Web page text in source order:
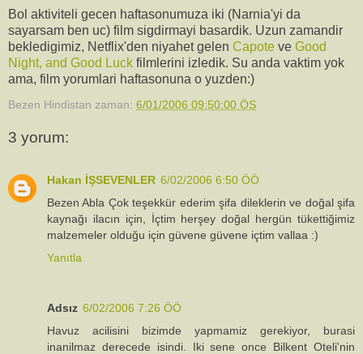
Bol aktiviteli gecen haftasonumuza iki (Narnia'yi da
sayarsam ben uc) film sigdirmayi basardik. Uzun zamandir
bekledigimiz, Netflix'den niyahet gelen Capote ve Good
Night, and Good Luck filmlerini izledik. Su anda vaktim yok
ama, film yorumlari haftasonuna o yuzden:)
Bezen Hindistan zaman: 6/01/2006 09:50:00 ÖS
3 yorum:
Hakan İŞSEVENLER 6/02/2006 6:50 ÖÖ
Bezen Abla Çok teşekkür ederim şifa dileklerin ve doğal şifa
kaynağı ilacın için, İçtim herşey doğal hergün tükettiğimiz
malzemeler olduğu için güvene güvene içtim vallaa :)
Yanıtla
Adsız 6/02/2006 7:26 ÖÖ
Havuz acilisini bizimde yapmamiz gerekiyor, burasi
inanilmaz derecede isindi. Iki sene once Bilkent Oteli'nin